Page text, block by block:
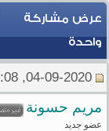
عرض مشاركة
واحدة
مريم حسونة
عضو جديد